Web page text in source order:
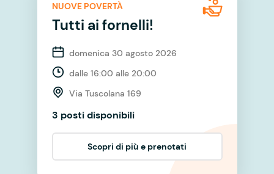
NUOVE POVERTÀ
Tutti ai fornelli!
domenica 30 agosto 2026
dalle 16:00 alle 20:00
Via Tuscolana 169
3 posti disponibili
Scopri di più e prenotati